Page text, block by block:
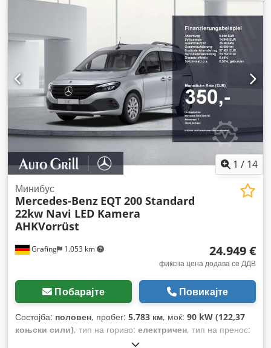
ABS, електронска програма за стабилност
тркала, филтер за сажење, централно заклучување,
1 / 14
Grafing 1.053 km
Минибус
Mercedes-Benz EQT 200 Standard
22kw Navi LED Kamera
AHKVorrüst
24.949 €
фиксна цена додава се ДДВ
Побарајте Повикајте
Состојба: половен, пробег: 5.783 км, моќ: 90 kW (122,37
коњски сили), тип на гориво: електричен, тип на пренос:
2.390 кг